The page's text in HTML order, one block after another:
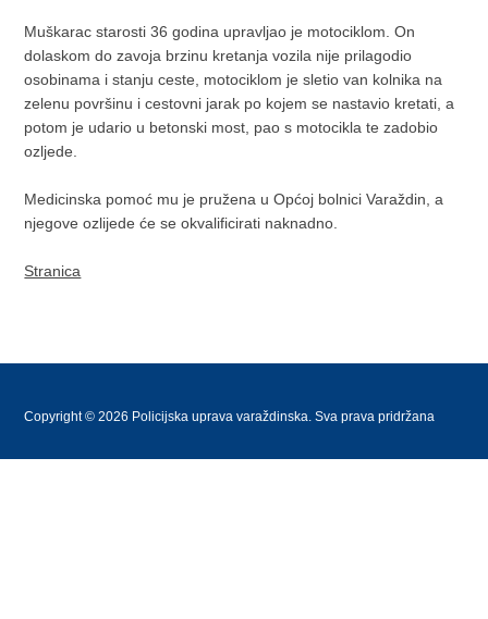
Muškarac starosti 36 godina upravljao je motociklom. On
dolaskom do zavoja brzinu kretanja vozila nije prilagodio
osobinama i stanju ceste, motociklom je sletio van kolnika na
zelenu površinu i cestovni jarak po kojem se nastavio kretati, a
potom je udario u betonski most, pao s motocikla te zadobio
ozljede.
Medicinska pomoć mu je pružena u Općoj bolnici Varaždin, a
njegove ozlijede će se okvalificirati naknadno.
Stranica
Copyright © 2026 Policijska uprava varaždinska. Sva prava pridržana